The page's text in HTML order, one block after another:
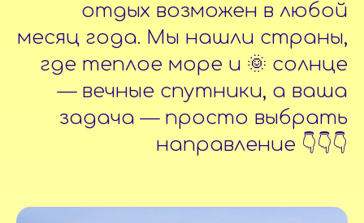
отдых возможен в любой
месяц года. Мы нашли страны,
где теплое море и 🌞 солнце
— вечные спутники, а ваша
задача — просто выбрать
направление 👇👇👇